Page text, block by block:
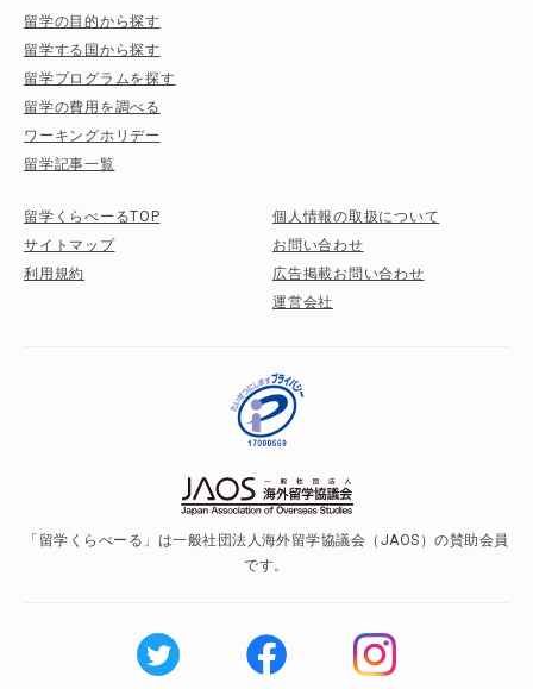
留学の目的から探す
留学する国から探す
留学プログラムを探す
留学の費用を調べる
ワーキングホリデー
留学記事一覧
留学くらべーるTOP
サイトマップ
利用規約
個人情報の取扱について
お問い合わせ
広告掲載お問い合わせ
運営会社
「留学くらべーる」は一般社団法人海外留学協議会（JAOS）の賛助会員
です。